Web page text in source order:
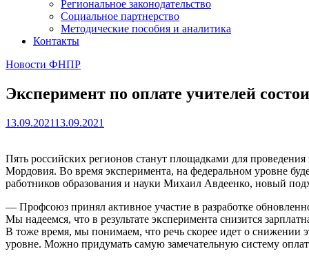
Региональное законодательство
Социальное партнерство
Методические пособия и аналитика
Контакты
Новости ФНПР
Эксперимент по оплате учителей
13.09.202113.09.2021
Пять российских регионов станут площадками для
Мордовия. Во время эксперимента, на федеральном уровне
работников образования и науки Михаил Авдеенко, новый
— Профсоюз принял активное участие в разработке
Мы надеемся, что в результате эксперимента снизится
В тоже время, мы понимаем, что речь скорее идет о снижении
уровне. Можно придумать самую замечательную систему